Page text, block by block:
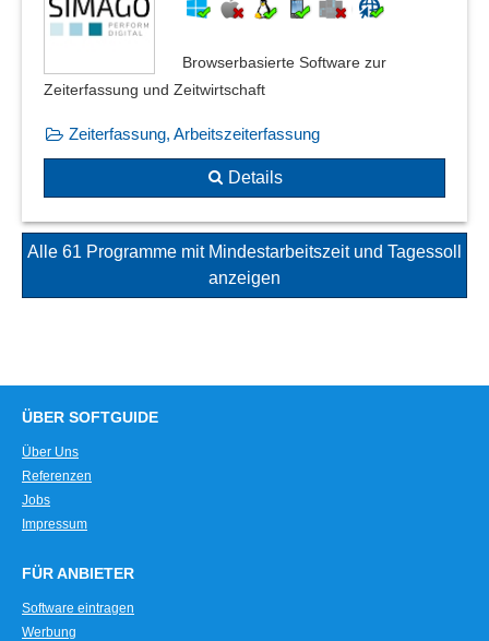
Browserbasierte Software zur
Zeiterfassung und Zeitwirtschaft
Zeiterfassung, Arbeitszeiterfassung
Details
Alle 61 Programme mit Mindestarbeitszeit und Tagessoll
anzeigen
ÜBER SOFTGUIDE
Über Uns
Referenzen
Jobs
Impressum
FÜR ANBIETER
Software eintragen
Werbung